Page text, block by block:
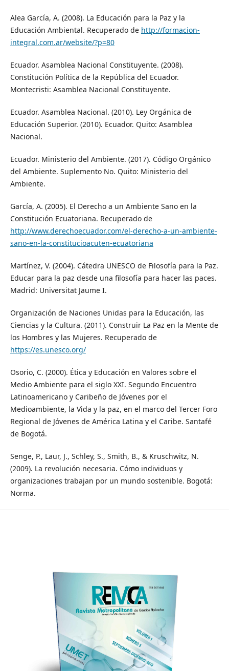
Alea García, A. (2008). La Educación para la Paz y la
Educación Ambiental. Recuperado de http://formacion-
integral.com.ar/website/?p=80
Ecuador. Asamblea Nacional Constituyente. (2008).
Constitución Política de la República del Ecuador.
Montecristi: Asamblea Nacional Constituyente.
Ecuador. Asamblea Nacional. (2010). Ley Orgánica de
Educación Superior. (2010). Ecuador. Quito: Asamblea
Nacional.
Ecuador. Ministerio del Ambiente. (2017). Código Orgánico
del Ambiente. Suplemento No. Quito: Ministerio del
Ambiente.
García, A. (2005). El Derecho a un Ambiente Sano en la
Constitución Ecuatoriana. Recuperado de
http://www.derechoecuador.com/el-derecho-a-un-ambiente-
sano-en-la-constitucioacuten-ecuatoriana
Martínez, V. (2004). Cátedra UNESCO de Filosofía para la Paz.
Educar para la paz desde una filosofía para hacer las paces.
Madrid: Universitat Jaume I.
Organización de Naciones Unidas para la Educación, las
Ciencias y la Cultura. (2011). Construir La Paz en la Mente de
los Hombres y las Mujeres. Recuperado de
https://es.unesco.org/
Osorio, C. (2000). Ética y Educación en Valores sobre el
Medio Ambiente para el siglo XXI. Segundo Encuentro
Latinoamericano y Caribeño de Jóvenes por el
Medioambiente, la Vida y la paz, en el marco del Tercer Foro
Regional de Jóvenes de América Latina y el Caribe. Santafé
de Bogotá.
Senge, P., Laur, J., Schley, S., Smith, B., & Kruschwitz, N.
(2009). La revolución necesaria. Cómo individuos y
organizaciones trabajan por un mundo sostenible. Bogotá:
Norma.